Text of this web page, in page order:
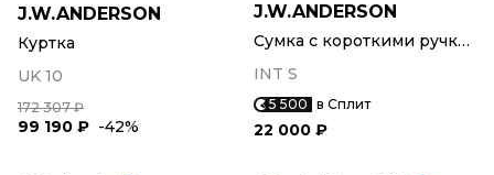
J.W.ANDERSON
Куртка
UK 10
172 307 ₽
99 190 ₽ -42%
J.W.ANDERSON
Сумка с короткими ручками
INT S
5 500 в Сплит
22 000 ₽